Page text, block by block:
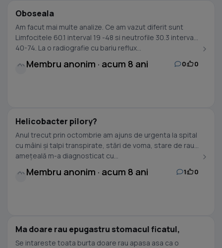
Oboseala
Am facut mai multe analize. Ce am vazut diferit sunt
Limfocitele 60.1 interval 19 -48 si neutrofile 30.3 interval
40-74. La o radiografie cu bariu reflux...
Membru anonim · acum 8 ani 0 0
Helicobacter pilory?
Anul trecut prin octombrie am ajuns de urgenta la spital
cu mâini și talpi transpirate, stări de voma, stare de rau,
amețeală m-a diagnosticat cu...
Membru anonim · acum 8 ani 1 0
Ma doare rau epugastru stomacul ficatul,
Se intareste toata burta doare rau apasa asa ca o